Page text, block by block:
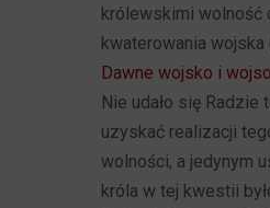
królewskimi wolność
kwaterowania wojska
Dawne wojsko i
Nie udało się Radzie
uzyskać realizacji
wolności, a jedynym
króla w tej kwestii